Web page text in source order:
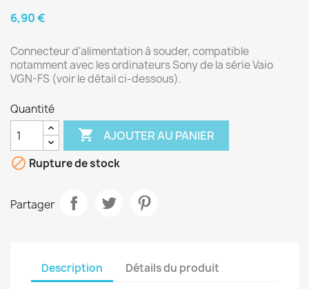
6,90 €
Connecteur d'alimentation à souder, compatible
notamment avec les ordinateurs Sony de la série Vaio
VGN-FS (voir le détail ci-dessous).
Quantité
 AJOUTER AU PANIER
 Rupture de stock
Partager
Description Détails du produit